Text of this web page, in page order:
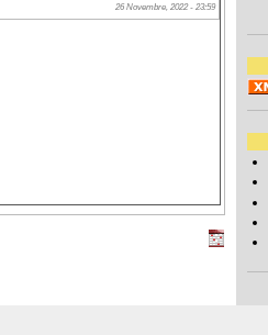
26 Novembre, 2022 - 23:59